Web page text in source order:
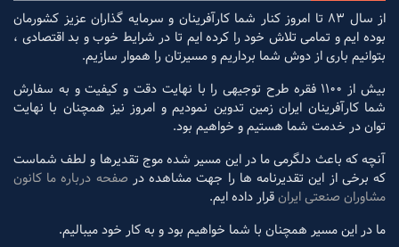
از سال 83 تا امروز کنار شما کارآفرینان و سرمایه گذاران عزیز کشورمان
بوده ایم و تمامی تلاش خود را کرده ایم تا در شرایط خوب و بد اقتصادی ،
بتوانیم باری از دوش شما برداریم و مسیرتان را هموار سازیم.
بیش از 1100 فقره طرح توجیهی را با نهایت دقت و کیفیت و به سفارش
شما کارآفرینان ایران زمین تدوین نمودیم و امروز نیز همچنان با نهایت
توان در خدمت شما هستیم و خواهیم بود.
آنچه که باعث دلگرمی ما در این مسیر شده موج تقدیرها و لطف شماست
که برخی از این تقدیرنامه ها را جهت مشاهده در صفحه درباره ما کانون
مشاوران صنعتی ایرانقرار داده ایم.
ما در این مسیر همچنان با شما خواهیم بود و به کار خود میبالیم.